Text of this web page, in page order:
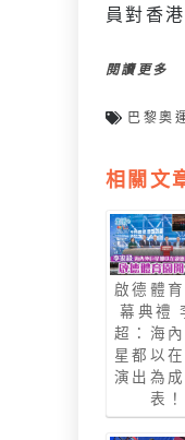
員對香
閱讀更多
巴黎奧
相關文
啟德體
幕典禮
超：海
星都以
演出為
表！